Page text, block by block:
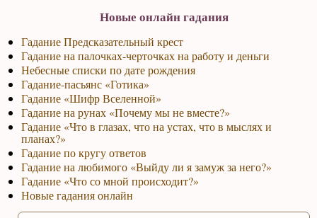
Новые онлайн гадания
Гадание Предсказательный крест
Гадание на палочках-черточках на работу и деньги
Небесные списки по дате рождения
Гадание-пасьянс «Готика»
Гадание «Шифр Вселенной»
Гадание на рунах «Почему мы не вместе?»
Гадание «Что в глазах, что на устах, что в мыслях и
планах?»
Гадание по кругу ответов
Гадание на любимого «Выйду ли я замуж за него?»
Гадание «Что со мной происходит?»
Новые гадания онлайн